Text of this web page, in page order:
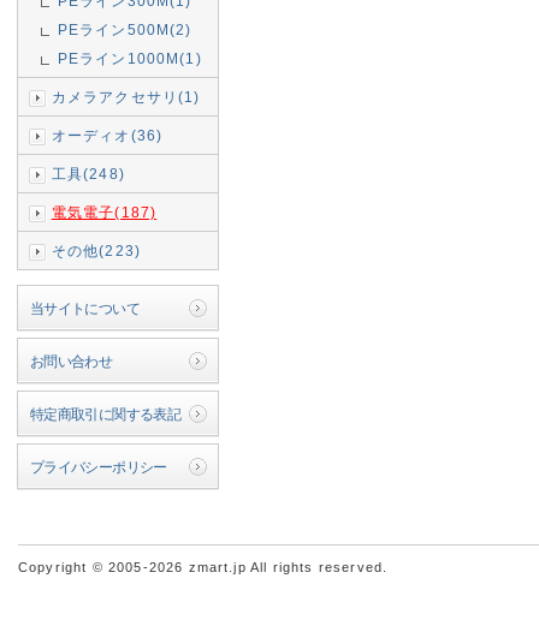
PEライン500M(2)
PEライン1000M(1)
カメラアクセサリ(1)
オーディオ(36)
工具(248)
電気電子(187)
その他(223)
当サイトについて
お問い合わせ
特定商取引に関する表記
プライバシーポリシー
Copyright © 2005-2026 zmart.jp All rights reserved.